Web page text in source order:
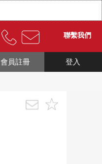
聯繫我們
登入
會員註冊